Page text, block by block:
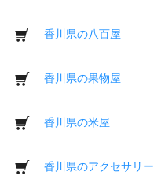
香川県の八百屋
香川県の果物屋
香川県の米屋
香川県のアクセサリー